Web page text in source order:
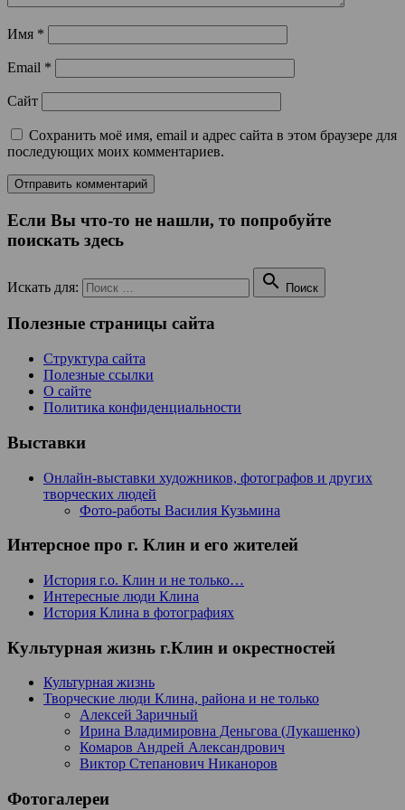
Имя *
Email *
Сайт
Сохранить моё имя, email и адрес сайта в этом браузере для
последующих моих комментариев.
Если Вы что-то не нашли, то попробуйте
поискать здесь
Искать для:  Поиск
Полезные страницы сайта
Структура сайта
Полезные ссылки
О сайте
Политика конфиденциальности
Выставки
Онлайн-выставки художников, фотографов и других
творческих людей
Фото-работы Василия Кузьмина
Интерсное про г. Клин и его жителей
История г.о. Клин и не только…
Интересные люди Клина
История Клина в фотографиях
Культурная жизнь г.Клин и окрестностей
Культурная жизнь
Творческие люди Клина, района и не только
Алексей Заричный
Ирина Владимировна Деньгова (Лукашенко)
Комаров Андрей Александрович
Виктор Степанович Никаноров
Фотогалереи